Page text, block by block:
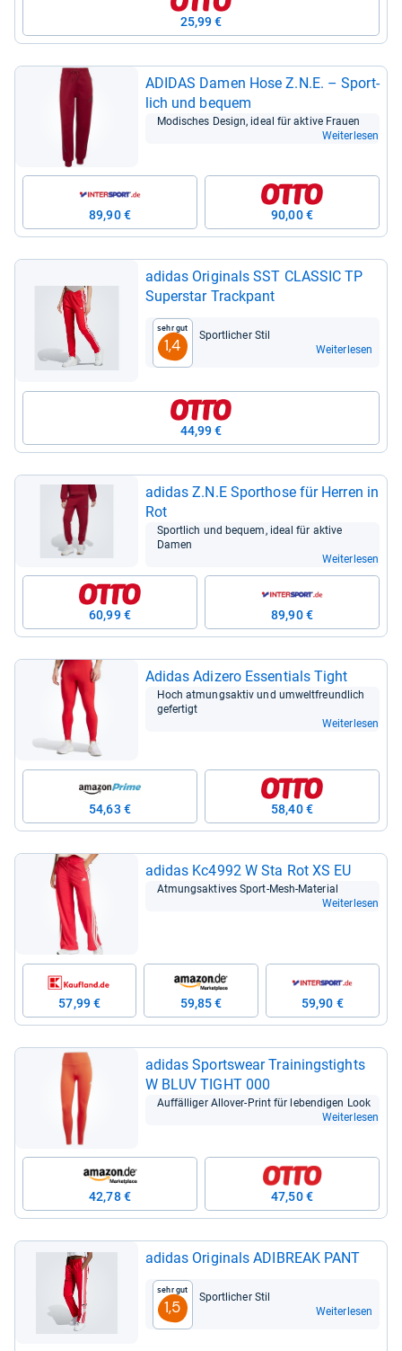
25,99 €
ADI­DAS Damen Hose Z.N.E. – Sport­
lich und bequem
Modi­sches Design, ideal für aktive Frauen
Weiterlesen
89,90 € 90,00 €
adi­das Ori­gi­nals SST CLAS­SIC TP
Super­star Track­pant
Sehr gut
1,4
Sport­li­cher Stil
Weiterlesen
44,99 €
adi­das Z.N.E Sport­hose für Her­ren in
Rot
Sport­lich und bequem, ideal für aktive
Damen
Weiterlesen
60,99 € 89,90 €
Adi­das Adi­zero Essen­ti­als Tight
Hoch atmungs­ak­tiv und umwelt­freund­lich
gefer­tigt
Weiterlesen
54,63 € 58,40 €
adi­das Kc4992 W Sta Rot XS EU
Atmungs­ak­ti­ves Sport-​Mesh-​Mate­rial
Weiterlesen
57,99 € 59,85 € 59,90 €
adi­das Sports­wear Trai­nings­tights
W BLUV TIGHT 000
Auf­fäl­li­ger All­over-​Print für leben­di­gen Look
Weiterlesen
42,78 € 47,50 €
adi­das Ori­gi­nals ADI­BREAK PANT
Sehr gut
1,5
Sport­li­cher Stil
Weiterlesen